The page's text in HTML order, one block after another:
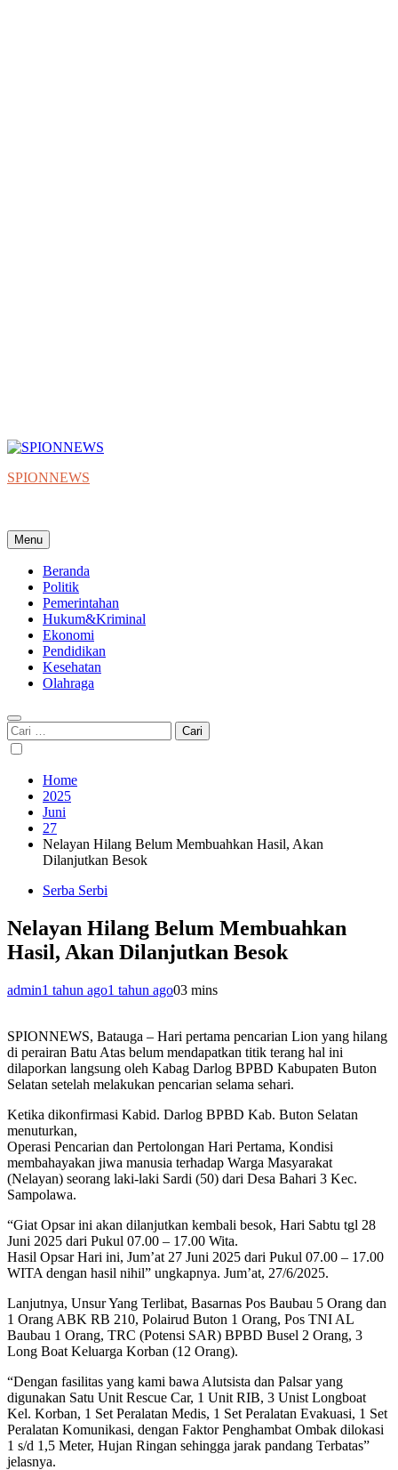
SPIONNEWS
Menu
Beranda
Politik
Pemerintahan
Hukum&Kriminal
Ekonomi
Pendidikan
Kesehatan
Olahraga
Cari
untuk:
Home
2025
Juni
27
Nelayan Hilang Belum Membuahkan Hasil, Akan
Dilanjutkan Besok
Serba Serbi
Nelayan Hilang Belum Membuahkan
Hasil, Akan Dilanjutkan Besok
admin1 tahun ago1 tahun ago03 mins
SPIONNEWS, Batauga – Hari pertama pencarian Lion yang hilang
di perairan Batu Atas belum mendapatkan titik terang hal ini
dilaporkan langsung oleh Kabag Darlog BPBD Kabupaten Buton
Selatan setelah melakukan pencarian selama sehari.
Ketika dikonfirmasi Kabid. Darlog BPBD Kab. Buton Selatan
menuturkan,
Operasi Pencarian dan Pertolongan Hari Pertama, Kondisi
membahayakan jiwa manusia terhadap Warga Masyarakat
(Nelayan) seorang laki-laki Sardi (50) dari Desa Bahari 3 Kec.
Sampolawa.
“Giat Opsar ini akan dilanjutkan kembali besok, Hari Sabtu tgl 28
Juni 2025 dari Pukul 07.00 – 17.00 Wita.
Hasil Opsar Hari ini, Jum’at 27 Juni 2025 dari Pukul 07.00 – 17.00
WITA dengan hasil nihil” ungkapnya. Jum’at, 27/6/2025.
Lanjutnya, Unsur Yang Terlibat, Basarnas Pos Baubau 5 Orang dan
1 Orang ABK RB 210, Polairud Buton 1 Orang, Pos TNI AL
Baubau 1 Orang, TRC (Potensi SAR) BPBD Busel 2 Orang, 3
Long Boat Keluarga Korban (12 Orang).
“Dengan fasilitas yang kami bawa Alutsista dan Palsar yang
digunakan Satu Unit Rescue Car, 1 Unit RIB, 3 Unist Longboat
Kel. Korban, 1 Set Peralatan Medis, 1 Set Peralatan Evakuasi, 1 Set
Peralatan Komunikasi, dengan Faktor Penghambat Ombak dilokasi
1 s/d 1,5 Meter, Hujan Ringan sehingga jarak pandang Terbatas”
jelasnya.